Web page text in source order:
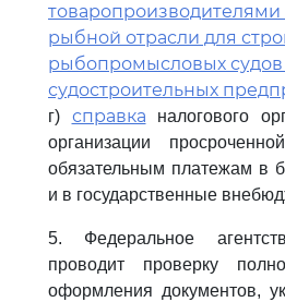
рыбной отрасли для
рыбопромысловых судов
судостроительных
г) справка налогового
организации
обязательным платежам в
и в государственные
5. Федеральное
проводит проверку
оформления документов,